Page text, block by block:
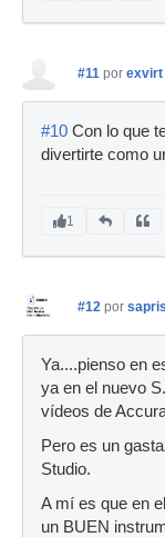
#11 por exvirt
#10 Con lo que
divertirte como
1
#12 por
Ya....pienso en
ya en el nuevo
vídeos de
Pero es un
Studio.
A mí es que en
un BUEN